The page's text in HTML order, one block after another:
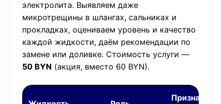
электролита. Выявляем даже
микротрещины в шлангах, сальниках и
прокладках, оцениваем уровень и качество
каждой жидкости, даём рекомендации по
замене или доливке. Стоимость услуги —
50 BYN (акция, вместо 60 BYN).
Признаки